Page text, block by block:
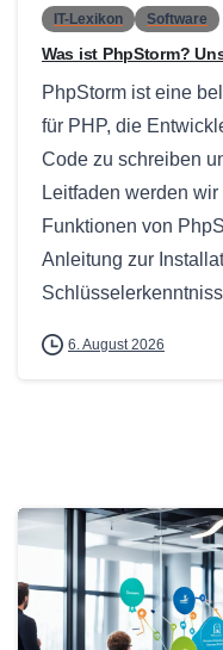
IT-Lexikon Software
Was ist PhpStorm?
PhpStorm ist eine
für PHP, die
Code zu schreiben
Leitfaden werden
Funktionen von
Anleitung zur
6. August 2026